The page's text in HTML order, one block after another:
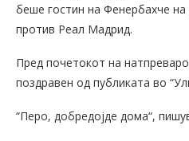
беше гостин на Фенербахче
против Реал Мадрид.
Пред почетокот на
поздравен од публиката во
“Перо, добредојде дома“,